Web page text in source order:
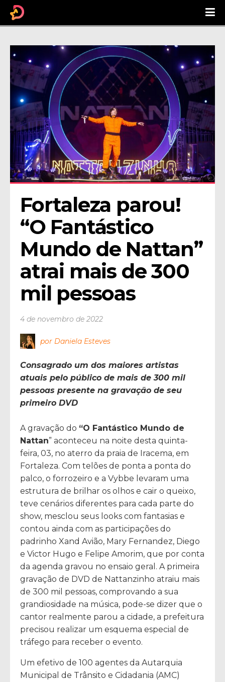
Fortaleza parou!
“O Fantástico
Mundo de Nattan”
atrai mais de 300
mil pessoas
4 de novembro de 2022
por Daniela Esteves
Consagrado um dos maiores artistas
atuais pelo público de mais de 300 mil
pessoas presente na gravação de seu
primeiro DVD
A gravação do “O Fantástico Mundo de
Nattan” aconteceu na noite desta quinta-
feira, 03, no aterro da praia de Iracema, em
Fortaleza. Com telões de ponta a ponta do
palco, o forrozeiro e a Vybbe levaram uma
estrutura de brilhar os olhos e cair o queixo,
teve cenários diferentes para cada parte do
show, mesclou seus looks com fantasias e
contou ainda com as participações do
padrinho Xand Avião, Mary Fernandez, Diego
e Victor Hugo e Felipe Amorim, que por conta
da agenda gravou no ensaio geral. A primeira
gravação de DVD de Nattanzinho atraiu mais
de 300 mil pessoas, comprovando a sua
grandiosidade na música, pode-se dizer que o
cantor realmente parou a cidade, a prefeitura
precisou realizar um esquema especial de
tráfego para receber o evento.
Um efetivo de 100 agentes da Autarquia
Municipal de Trânsito e Cidadania (AMC)